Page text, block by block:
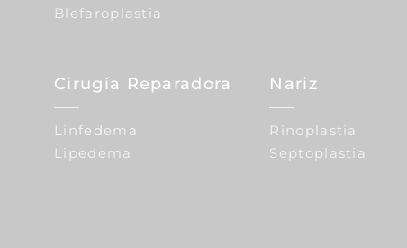
Blefaroplastia
Cirugía Reparadora
Linfedema
Lipedema
Nariz
Rinoplastia
Septoplastia